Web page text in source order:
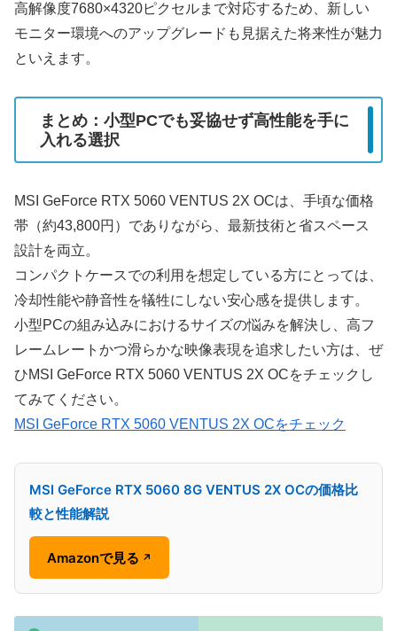
高解像度7680×4320ピクセルまで対応するため、新しい
モニター環境へのアップグレードも見据えた将来性が魅力
といえます。
まとめ：小型PCでも妥協せず高性能を手に
入れる選択
MSI GeForce RTX 5060 VENTUS 2X OCは、手頃な価格
帯（約43,800円）でありながら、最新技術と省スペース
設計を両立。
コンパクトケースでの利用を想定している方にとっては、
冷却性能や静音性を犠牲にしない安心感を提供します。
小型PCの組み込みにおけるサイズの悩みを解決し、高フ
レームレートかつ滑らかな映像表現を追求したい方は、ぜ
ひMSI GeForce RTX 5060 VENTUS 2X OCをチェックし
てみてください。
MSI GeForce RTX 5060 VENTUS 2X OCをチェック
MSI GeForce RTX 5060 8G VENTUS 2X OCの価格比
較と性能解説
Amazonで見る ↗